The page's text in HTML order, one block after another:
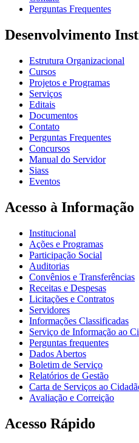
Perguntas Frequentes
Desenvolvimento
Estrutura Organizacional
Cursos
Projetos e Programas
Serviços
Editais
Documentos
Contato
Perguntas Frequentes
Concursos
Manual do Servidor
Siass
Eventos
Acesso à Informação
Institucional
Ações e Programas
Participação Social
Auditorias
Convênios e Transferências
Receitas e Despesas
Licitações e Contratos
Servidores
Informações Classificadas
Serviço de Informação ao
Perguntas frequentes
Dados Abertos
Boletim de Serviço
Relatórios de Gestão
Carta de Serviços ao
Avaliação e Correição
Acesso Rápido